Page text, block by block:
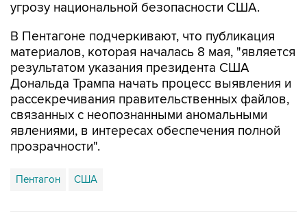
В Пентагоне подчеркивают, что публикация
результатом указания президента США
Дональда Трампа начать процесс выявления и
рассекречивания правительственных файлов,
связанных с неопознанными аномальными
явлениями, в интересах обеспечения полной
прозрачности".
Пентагон США